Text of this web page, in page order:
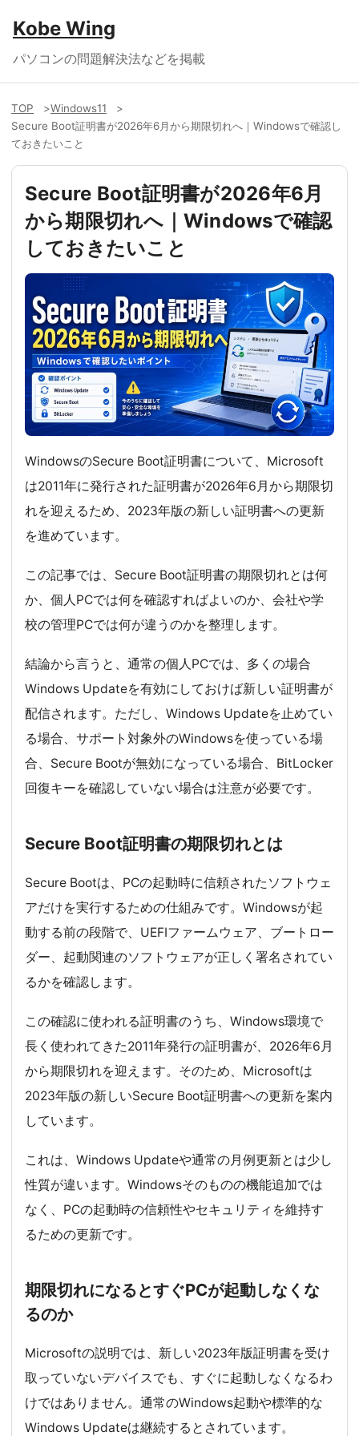
Kobe Wing
パソコンの問題解決法などを掲載
TOP
Windows11
Secure Boot証明書が2026年6月から期限切れへ｜Windowsで確認し
ておきたいこと
Secure Boot証明書が2026年6月
から期限切れへ｜Windowsで確認
しておきたいこと
WindowsのSecure Boot証明書について、Microsoft
は2011年に発行された証明書が2026年6月から期限切
れを迎えるため、2023年版の新しい証明書への更新
を進めています。
この記事では、Secure Boot証明書の期限切れとは何
か、個人PCでは何を確認すればよいのか、会社や学
校の管理PCでは何が違うのかを整理します。
結論から言うと、通常の個人PCでは、多くの場合
Windows Updateを有効にしておけば新しい証明書が
配信されます。ただし、Windows Updateを止めてい
る場合、サポート対象外のWindowsを使っている場
合、Secure Bootが無効になっている場合、BitLocker
回復キーを確認していない場合は注意が必要です。
Secure Boot証明書の期限切れとは
Secure Bootは、PCの起動時に信頼されたソフトウェ
アだけを実行するための仕組みです。Windowsが起
動する前の段階で、UEFIファームウェア、ブートロー
ダー、起動関連のソフトウェアが正しく署名されてい
るかを確認します。
この確認に使われる証明書のうち、Windows環境で
長く使われてきた2011年発行の証明書が、2026年6月
から期限切れを迎えます。そのため、Microsoftは
2023年版の新しいSecure Boot証明書への更新を案内
しています。
これは、Windows Updateや通常の月例更新とは少し
性質が違います。Windowsそのものの機能追加では
なく、PCの起動時の信頼性やセキュリティを維持す
るための更新です。
期限切れになるとすぐPCが起動しなくな
るのか
Microsoftの説明では、新しい2023年版証明書を受け
取っていないデバイスでも、すぐに起動しなくなるわ
けではありません。通常のWindows起動や標準的な
Windows Updateは継続するとされています。